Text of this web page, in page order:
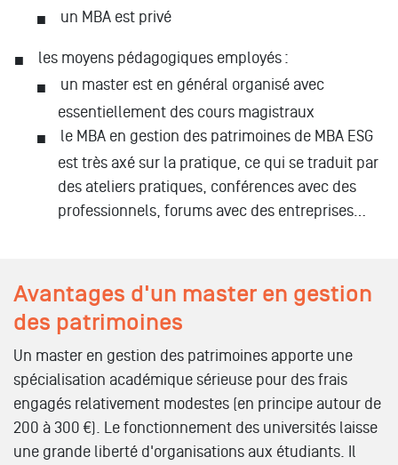
un MBA est privé
les moyens pédagogiques employés :
un master est en général organisé avec
essentiellement des cours magistraux
le MBA en gestion des patrimoines de MBA ESG
est très axé sur la pratique, ce qui se traduit par
des ateliers pratiques, conférences avec des
professionnels, forums avec des entreprises…
Avantages d'un master en gestion
des patrimoines
Un master en gestion des patrimoines apporte une
spécialisation académique sérieuse pour des frais
engagés relativement modestes (en principe autour de
200 à 300 €). Le fonctionnement des universités laisse
une grande liberté d'organisations aux étudiants. Il